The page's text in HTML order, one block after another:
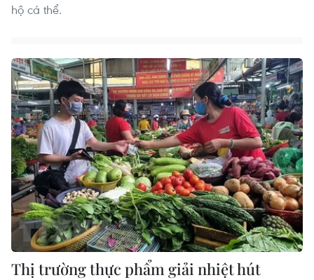
hộ cá thể.
Thị trường thực phẩm giải nhiệt hút